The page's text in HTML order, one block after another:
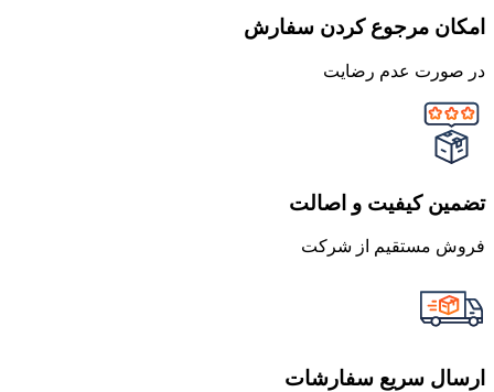
امکان مرجوع کردن سفارش
در صورت عدم رضایت
تضمین کیفیت و اصالت
فروش مستقیم از شرکت
ارسال سریع سفارشات